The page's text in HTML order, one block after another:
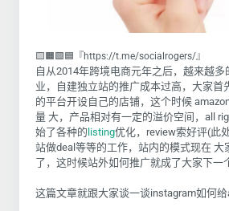
🟨🟧🟩🟦『https://t.me/socialrogers/』
自从2014年跨境电商元年之后，越来越
业，自建独立站的推广成本过高，大家首
的平台开设自己的店铺，这个时候
量 大，产品相对有一定的溢价空间，all
始了各种的 listing优化，review索好评(此
站做deal等等的工作，站内的模式现在 大
了，这时候站外如何推广就成了大家下一
这篇文章就跟大家谈一谈instagram如何